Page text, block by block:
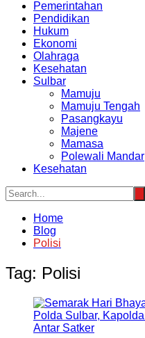
Pemerintahan
Pendidikan
Hukum
Ekonomi
Olahraga
Kesehatan
Sulbar
Mamuju
Mamuju Tengah
Pasangkayu
Majene
Mamasa
Polewali Mandar
Kesehatan
Home
Blog
Polisi
Tag: Polisi